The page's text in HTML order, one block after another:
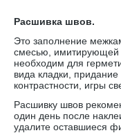
Расшивка швов.
Это заполнение
смесью, имитирующей
необходим для
вида кладки,
контрастности, игры
Расшивку швов
один день после
удалите оставшиеся